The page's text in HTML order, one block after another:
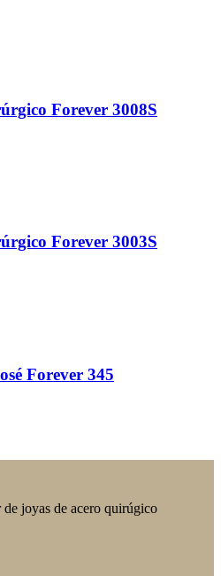
Forever 3008S
Forever 3003S
Forever 345
joyas de acero quirúgico